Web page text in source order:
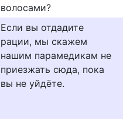
волосами?
Если вы отдадите
рации, мы скажем
нашим парамедикам не
приезжать сюда, пока
вы не уйдёте.